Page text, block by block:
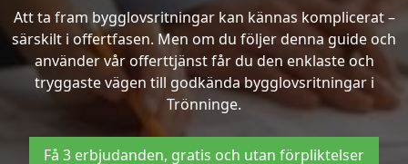
Att ta fram bygglovsritningar kan kännas komplicerat –
särskilt i offertfasen. Men om du följer denna guide och
använder vår offerttjänst får du den enklaste och
tryggaste vägen till godkända bygglovsritningar i
Trönninge.
Få 3 erbjudanden, gratis och utan förpliktelser